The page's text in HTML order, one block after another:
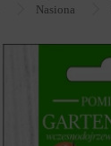
Nasiona